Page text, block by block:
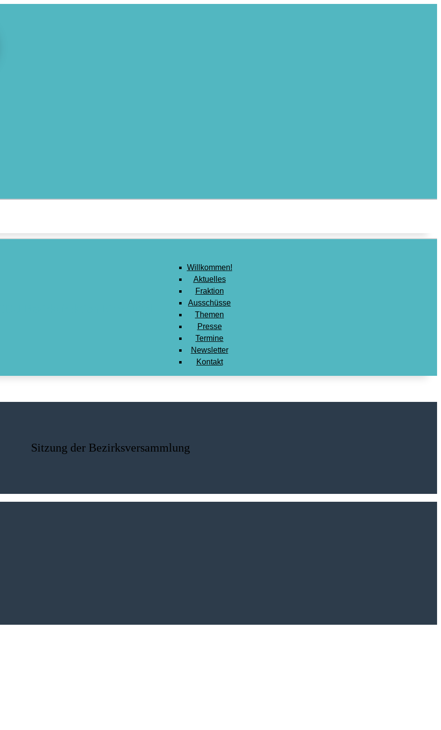
Willkommen!
Aktuelles
Fraktion
Ausschüsse
Themen
Presse
Termine
Newsletter
Kontakt
Sitzung der Bezirksversammlung